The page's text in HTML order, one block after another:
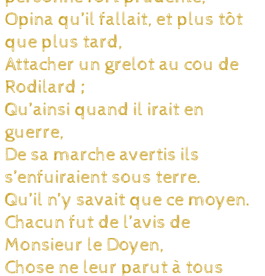
Opina qu’il fallait, et plus tôt
que plus tard,
Attacher un grelot au cou de
Rodilard ;
Qu’ainsi quand il irait en
guerre,
De sa marche avertis ils
s’enfuiraient sous terre.
Qu’il n’y savait que ce moyen.
Chacun fut de l’avis de
Monsieur le Doyen,
Chose ne leur parut à tous